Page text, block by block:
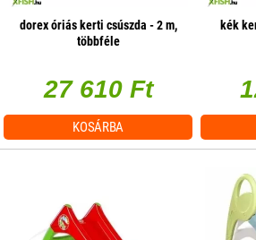
dorex óriás kerti csúszda - 2 m,
többféle
27 610 Ft
KOSÁRBA
kék